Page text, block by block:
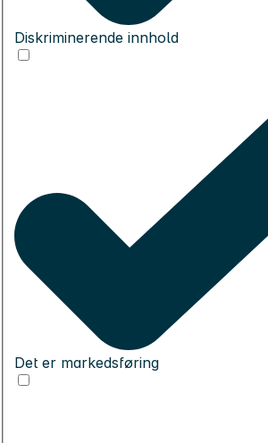
Diskriminerende innhold
Det er markedsføring